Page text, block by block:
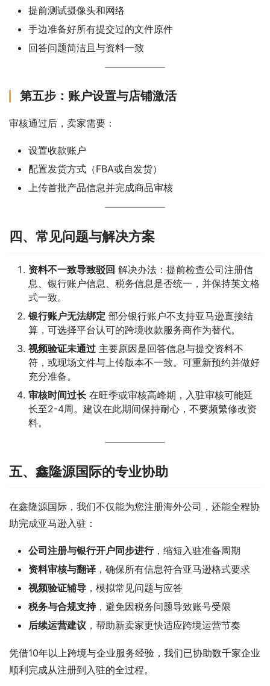
提前测试摄像头和网络
手边准备好所有提交过的文件原件
回答问题简洁且与资料一致
第五步：账户设置与店铺激活
审核通过后，卖家需要：
设置收款账户
配置发货方式（FBA或自发货）
上传首批产品信息并完成商品审核
四、常见问题与解决方案
资料不一致导致驳回 解决办法：提前检查公司注册信
息、银行账户信息、税务信息是否统一，并保持英文格
式一致。
银行账户无法绑定 部分银行账户不支持亚马逊直接结
算，可选择平台认可的跨境收款服务商作为替代。
视频验证未通过 主要原因是回答信息与提交资料不
符，或现场文件与上传版本不一致。可重新预约并做好
充分准备。
审核时间过长 在旺季或审核高峰期，入驻审核可能延
长至2-4周。建议在此期间保持耐心，不要频繁修改资
料。
五、鑫隆源国际的专业协助
在鑫隆源国际，我们不仅能为您注册海外公司，还能全程协
助完成亚马逊入驻：
公司注册与银行开户同步进行，缩短入驻准备周期
资料审核与翻译 ，确保所有信息符合亚马逊格式要求
视频验证辅导 ，模拟常见问题与应答
税务与合规支持，避免因税务问题导致账号受限
后续运营建议 ，帮助新卖家更快适应跨境运营节奏
凭借10年以上跨境与企业服务经验，我们已协助数千家企业
顺利完成从注册到入驻的全过程。